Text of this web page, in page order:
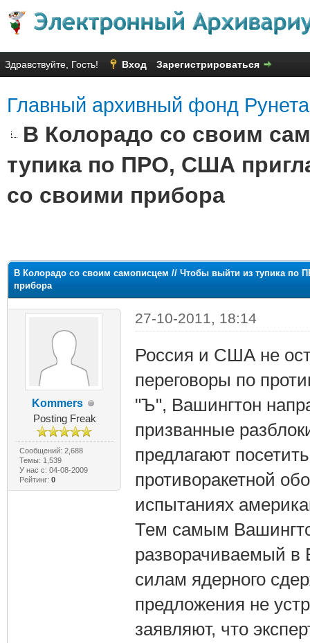
Здравствуйте, Гость! Вход Зарегистрироваться
Главный архивный фонд Рунета
В Колорадо со своим
тупика по ПРО, США
со своими прибора
В Колорадо со своим самописцем // Чтобы выйти из тупика по
прибора
Kommers
Posting Freak
Сообщений: 2,688
Темы: 1,539
У нас с: 04-08-2009
Рейтинг: 0
27-10-2011, 18:14
Россия и США не
переговоры по
"Ъ", Вашингтон
призванные
предлагают
противоракетной
испытаниях
Тем самым
разворачиваемый в
силам ядерного
предложения не
заявляют, что